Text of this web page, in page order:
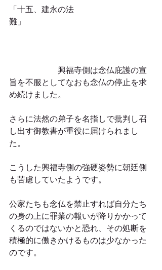
「十五、建永の法
難」
興福寺側は念仏庇護の宣
旨を不服としてなおも念仏の停止を求
め続けました。
さらに法然の弟子を名指しで批判し召
し出す御教書が重役に届けられまし
た。
こうした興福寺側の強硬姿勢に朝廷側
も苦慮していたようです。
公家たちも念仏を禁止すれば自分たち
の身の上に罪業の報いが降りかかって
くるのではないかと恐れ、その処断を
積極的に働きかけるものは少なかった
のです。